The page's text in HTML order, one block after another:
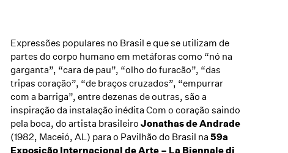
Expressões populares no Brasil e que se utilizam de
partes do corpo humano em metáforas como “nó na
garganta”, “cara de pau”, “olho do furacão”, “das
tripas coração”, “de braços cruzados”, “empurrar
com a barriga”, entre dezenas de outras, são a
inspiração da instalação inédita Com o coração saindo
pela boca, do artista brasileiro Jonathas de Andrade
(1982, Maceió, AL) para o Pavilhão do Brasil na59a
Exposição Internacional de Arte – La Biennale di